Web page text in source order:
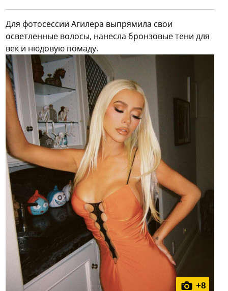
Для фотосессии Агилера выпрямила свои
осветленные волосы, нанесла бронзовые тени для
век и нюдовую помаду.
+8